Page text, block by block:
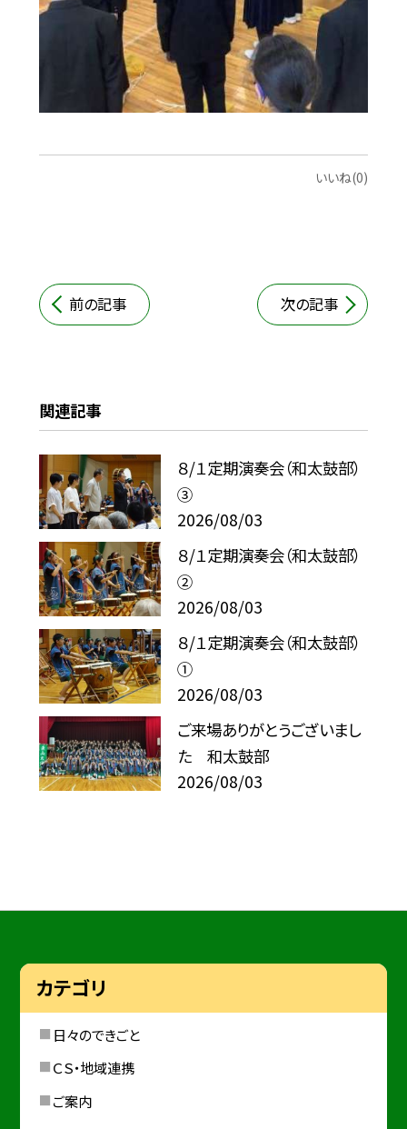
いいね(0)
前の記事 次の記事
関連記事
８/１定期演奏会（和太鼓部）
③
2026/08/03
８/１定期演奏会（和太鼓部）
②
2026/08/03
８/１定期演奏会（和太鼓部）
①
2026/08/03
ご来場ありがとうございまし
た 和太鼓部
2026/08/03
カテゴリ
日々のできごと
ＣＳ・地域連携
ご案内